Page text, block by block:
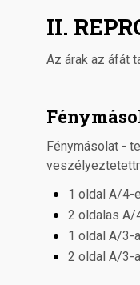
II.
Az árak az áfát
Fénymásolat -
1 oldal A/4-
2 oldalas A/
1 oldal A/3-
2 oldal A/3-